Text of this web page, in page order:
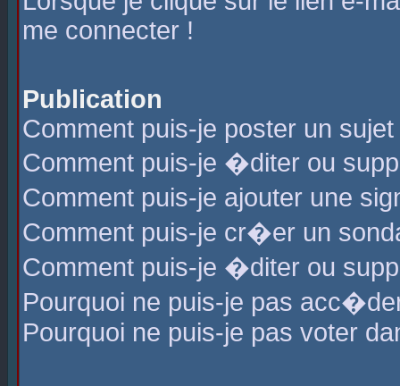
me connecter !
Publication
Comment puis-je poster un
Comment puis-je �diter ou
Comment puis-je ajouter une
Comment puis-je cr�er un
Comment puis-je �diter ou
Pourquoi ne puis-je pas
Pourquoi ne puis-je pas voter